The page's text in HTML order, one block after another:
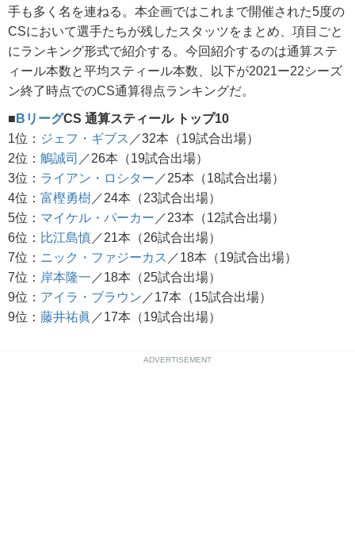
手も多く名を連ねる。本企画ではこれまで開催された5度の
CSにおいて選手たちが残したスタッツをまとめ、項目ごと
にランキング形式で紹介する。今回紹介するのは通算ステ
ィール本数と平均スティール本数、以下が2021ー22シーズ
ン終了時点でのCS通算得点ランキングだ。
■ BリーグCS 通算スティール トップ10
1位： ジェフ・ギブス ／32本（19試合出場）
2位： 鵤誠司 ／26本（19試合出場）
3位： ライアン・ロシター ／25本（18試合出場）
4位： 富樫勇樹 ／24本（23試合出場）
5位： マイケル・パーカー ／23本（12試合出場）
6位： 比江島慎 ／21本（26試合出場）
7位： ニック・ファジーカス ／18本（19試合出場）
7位： 岸本隆一 ／18本（25試合出場）
9位： アイラ・ブラウン ／17本（15試合出場）
9位： 藤井祐眞 ／17本（19試合出場）
ADVERTISEMENT